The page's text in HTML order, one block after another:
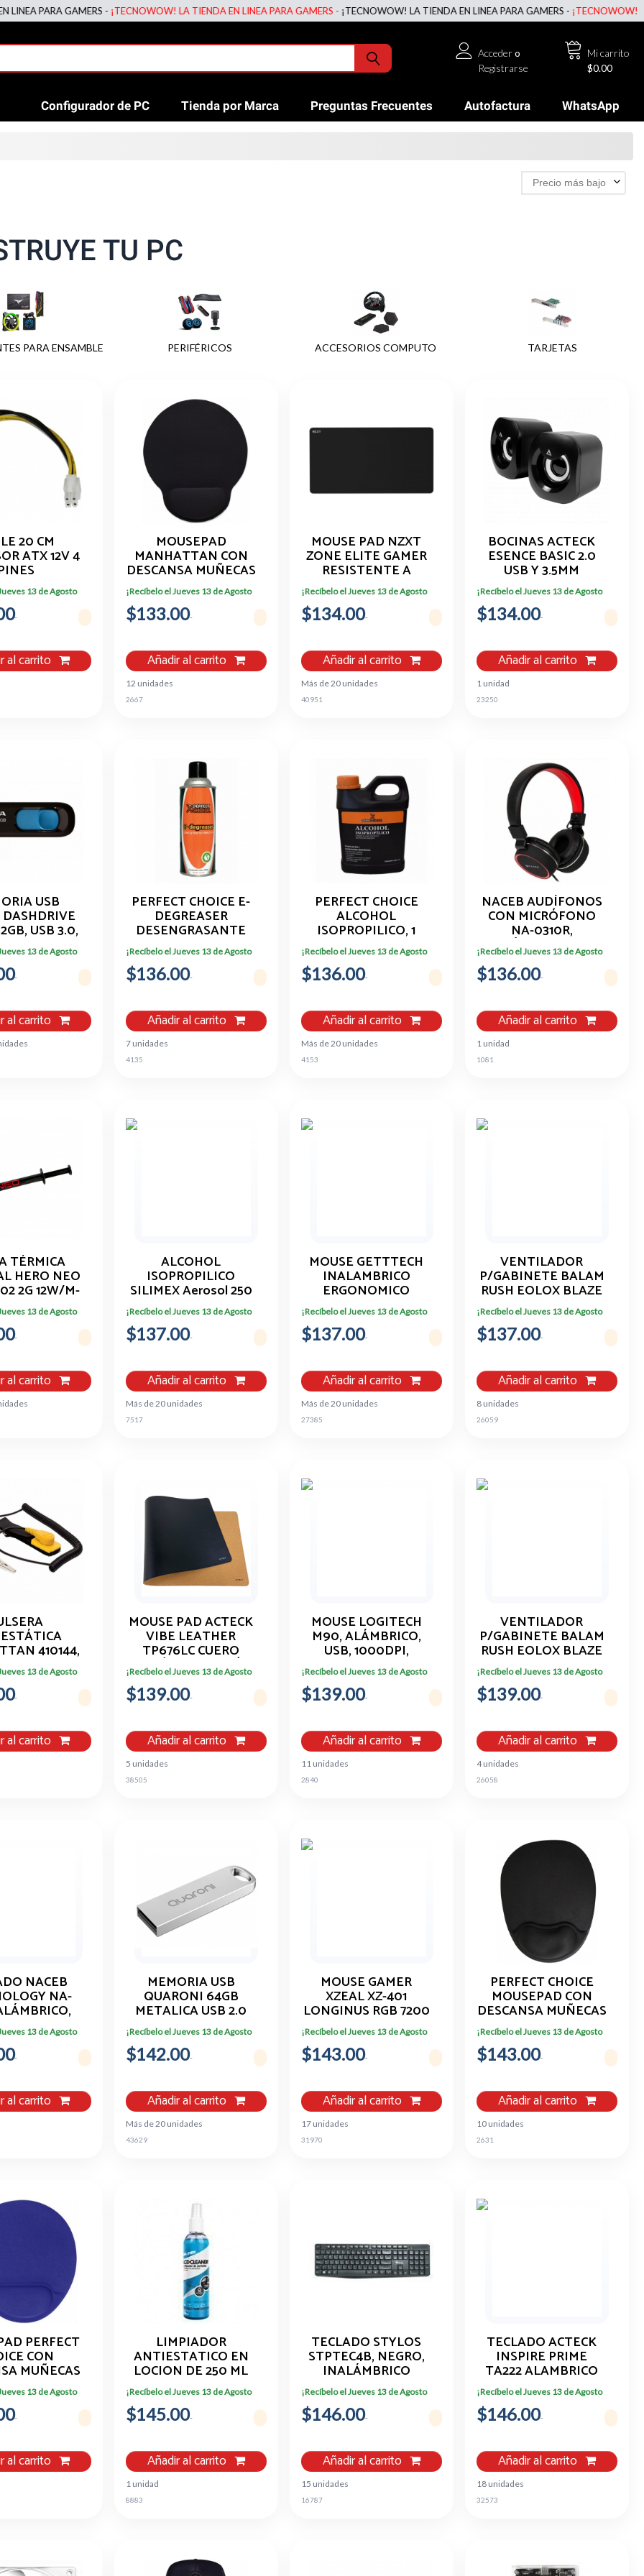
GAMERS -¡TECNOWOW! LA TIENDA EN LINEA PARA GAMERS -¡TECNOWOW! LA TIENDA EN LINEA PARA GAMERS -¡TECNOWOW! LA TIENDA
Mi carrito
$0.00
Accedero
Registrarse
Configurador de PC Tienda por Marca Preguntas Frecuentes Autofactura WhatsApp
Precio más bajo
TU PC
PARA ENSAMBLE PERIFÉRICOS ACCESORIOS COMPUTO TARJETAS
20 CM
ATX 12V 4
A HEMBRA
13 de Agosto
al carrito
MOUSEPAD
MANHATTAN CON
DESCANSA MUÑECAS
DE GEL, 20X24CM,
GROSOR 4MM,
NEGRO 434362
¡Recíbelo el Jueves 13 de Agosto
$133.00
Añadir al carrito
12 unidades
2667
MOUSE PAD NZXT
ZONE ELITE GAMER
RESISTENTE A
SALPICADURAS
NEGRO
¡Recíbelo el Jueves 13 de Agosto
$134.00
Añadir al carrito
Más de 20 unidades
40951
BOCINAS ACTECK
ESENCE BASIC 2.0
USB Y 3.5MM
COMPACTAS
¡Recíbelo el Jueves 13 de Agosto
$134.00
Añadir al carrito
1 unidad
23250
USB
USB 3.0,
AZUL
32G-RBE
13 de Agosto
al carrito
PERFECT CHOICE E-
DEGREASER
DESENGRASANTE
DIELECTRICO,PC-
030218, 400 GRAMOS
¡Recíbelo el Jueves 13 de Agosto
$136.00
Añadir al carrito
7 unidades
4135
PERFECT CHOICE
ALCOHOL
ISOPROPILICO, 1
LITRO PC-034094
¡Recíbelo el Jueves 13 de Agosto
$136.00
Añadir al carrito
Más de 20 unidades
4153
NACEB AUDÍFONOS
CON MICRÓFONO
NA-0310R,
ALÁMBRICO, 1.2
METROS, 3.5MM,
NEGRO/ROJO
¡Recíbelo el Jueves 13 de Agosto
$136.00
Añadir al carrito
1 unidad
1081
TÉRMICA
HERO NEO
2G 12W/M-
GRIS
13 de Agosto
al carrito
ALCOHOL
ISOPROPILICO
SILIMEX Aerosol 250
Ml - Azul, Alcohol
Isopropilico,
Componentes
¡Recíbelo el Jueves 13 de Agosto
$137.00
Añadir al carrito
Más de 20 unidades
7517
MOUSE GETTTECH
INALAMBRICO
ERGONOMICO
BLANCO/ROSA 1600
DPI
¡Recíbelo el Jueves 13 de Agosto
$137.00
Añadir al carrito
Más de 20 unidades
27385
VENTILADOR
P/GABINETE BALAM
RUSH EOLOX BLAZE
EX50W,120
MM,BLANCO
¡Recíbelo el Jueves 13 de Agosto
$137.00
Añadir al carrito
8 unidades
26059
410144,
13 de Agosto
al carrito
MOUSE PAD ACTECK
VIBE LEATHER
TP676LC CUERO
SINTÉTICO CARBÓN
+ CORCHO
¡Recíbelo el Jueves 13 de Agosto
$139.00
Añadir al carrito
5 unidades
38505
MOUSE LOGITECH
M90, ALÁMBRICO,
USB, 1000DPI,
NEGRO - PARA
MAC/PC 910-004053
¡Recíbelo el Jueves 13 de Agosto
$139.00
Añadir al carrito
11 unidades
2840
VENTILADOR
P/GABINETE BALAM
RUSH EOLOX BLAZE
EX50,120 MM, NEGRO
¡Recíbelo el Jueves 13 de Agosto
$139.00
Añadir al carrito
4 unidades
26058
NACEB
NA-
NEGRO
13 de Agosto
al carrito
MEMORIA USB
QUARONI 64GB
METALICA USB 2.0
ANDROID WINDOWS
MAC
¡Recíbelo el Jueves 13 de Agosto
$142.00
Añadir al carrito
Más de 20 unidades
43629
MOUSE GAMER
XZEAL XZ-401
LONGINUS RGB 7200
DPI 6 BOTONES USB
1.5M
¡Recíbelo el Jueves 13 de Agosto
$143.00
Añadir al carrito
17 unidades
31970
PERFECT CHOICE
MOUSEPAD CON
DESCANSA MUÑECAS
DE GEL, 20X26CM,
GROSOR 2MM,
NEGRO PC-041078
¡Recíbelo el Jueves 13 de Agosto
$143.00
Añadir al carrito
10 unidades
2631
PERFECT
CON
MUÑECAS
041795, 25
GROSOR
AZUL
13 de Agosto
al carrito
LIMPIADOR
ANTIESTATICO EN
LOCION DE 250 ML
PARA PANTALLAS
¡Recíbelo el Jueves 13 de Agosto
$145.00
Añadir al carrito
1 unidad
8883
TECLADO STYLOS
STPTEC4B, NEGRO,
INALÁMBRICO
¡Recíbelo el Jueves 13 de Agosto
$146.00
Añadir al carrito
15 unidades
16787
TECLADO ACTECK
INSPIRE PRIME
TA222 ALAMBRICO
NEGRO AC-940146
¡Recíbelo el Jueves 13 de Agosto
$146.00
Añadir al carrito
18 unidades
32573